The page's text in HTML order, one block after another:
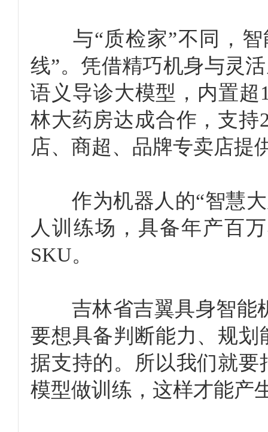
与“质检家”不同，智
线”。凭借精巧机身与灵
语义导诊大模型，内置超
林大药房达成合作，支
店、商超、品牌专卖店提
作为机器人的“智慧大
人训练场，具备年产百
SKU。
吉林省吉翼具身智能机
要想具备判断能力、规
据支持的。所以我们就
模型做训练，这样才能产